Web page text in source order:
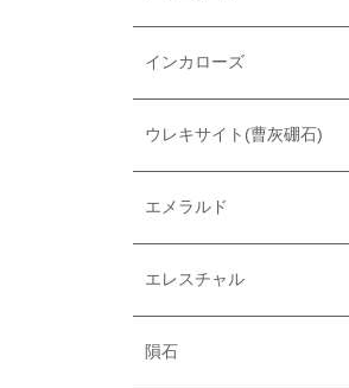
インカローズ
ウレキサイト(曹灰硼石)
エメラルド
エレスチャル
隕石